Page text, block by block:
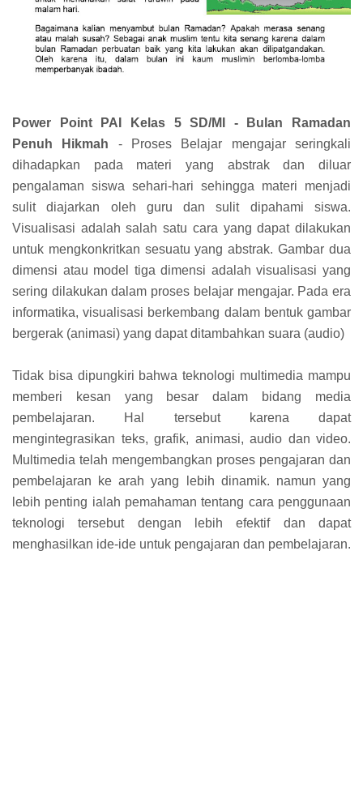
Power Point PAI Kelas 5 SD/MI - Bulan Ramadan
Penuh Hikmah - Proses Belajar mengajar seringkali
dihadapkan pada materi yang abstrak dan diluar
pengalaman siswa sehari-hari sehingga materi menjadi
sulit diajarkan oleh guru dan sulit dipahami siswa.
Visualisasi adalah salah satu cara yang dapat dilakukan
untuk mengkonkritkan sesuatu yang abstrak. Gambar dua
dimensi atau model tiga dimensi adalah visualisasi yang
sering dilakukan dalam proses belajar mengajar. Pada era
informatika, visualisasi berkembang dalam bentuk gambar
bergerak (animasi) yang dapat ditambahkan suara (audio)
Tidak bisa dipungkiri bahwa teknologi multimedia mampu
memberi kesan yang besar dalam bidang media
pembelajaran. Hal tersebut karena dapat
mengintegrasikan teks, grafik, animasi, audio dan video.
Multimedia telah mengembangkan proses pengajaran dan
pembelajaran ke arah yang lebih dinamik. namun yang
lebih penting ialah pemahaman tentang cara penggunaan
teknologi tersebut dengan lebih efektif dan dapat
menghasilkan ide-ide untuk pengajaran dan pembelajaran.